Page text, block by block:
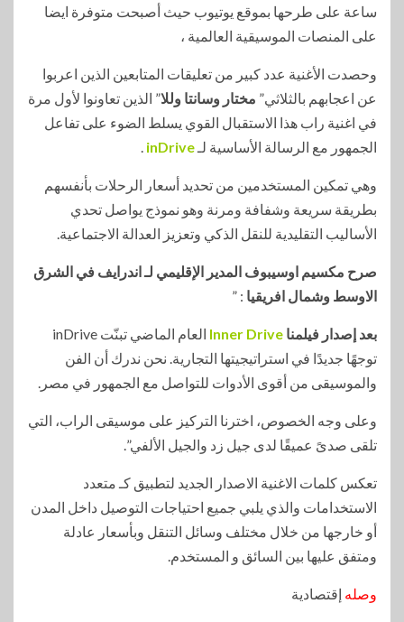
ساعة على طرحها بموقع يوتيوب حيث أصبحت متوفرة ايضا
على المنصات الموسيقية العالمية ،
وحصدت الأغنية عدد كبير من تعليقات المتابعين الذين اعربوا
عن اعجابهم بالثلاثي” مختار وسانتا وللا” الذين تعاونوا لأول مرة
في اغنية راب هذا الاستقبال القوي يسلط الضوء على تفاعل
الجمهور مع الرسالة الأساسية لـinDrive
.
وهي تمكين المستخدمين من تحديد أسعار الرحلات بأنفسهم
بطريقة سريعة وشفافة ومرنة وهو نموذج يواصل تحدي
الأساليب التقليدية للنقل الذكي وتعزيز العدالة الاجتماعية.
صرح مكسيم اوسيبوف المدير الإقليمي لـ اندرايف في الشرق
الاوسط وشمال افريقيا : ”
بعد إصدار فيلمنا Inner Drive
العام الماضي تبنّت inDrive
توجهًا جديدًا في استراتيجيتها التجارية. نحن ندرك أن الفن
والموسيقى من أقوى الأدوات للتواصل مع الجمهور في مصر.
وعلى وجه الخصوص، اخترنا التركيز على موسيقى الراب، التي
تلقى صدىً عميقًا لدى جيل زد والجيل الألفي”.
تعكس كلمات الاغنية الاصدار الجديد لتطبيق كـ متعدد
الاستخدامات والذي يلبي جميع احتياجات التوصيل داخل المدن
أو خارجها من خلال مختلف وسائل التنقل وبأسعار عادلة
ومتفق عليها بين السائق و المستخدم.
وصله إقتصادية